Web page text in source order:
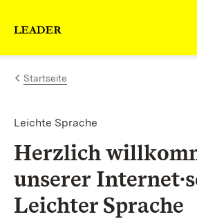
Link zur Startseite
Startseite
Leichte Sprache
Herzlich
unserer Internet∙
Leichter Sprache